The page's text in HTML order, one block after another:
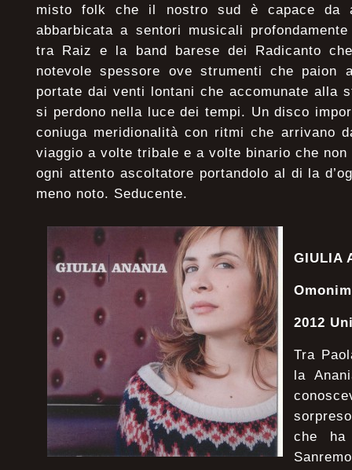
misto folk che il nostro sud è capace da
abbarbicata a sentori musicali
tra Raiz e la band barese dei Radicanto
notevole spessore ove strumenti che paion
portate dai venti lontani che accomunate alla
si perdono nella luce dei tempi. Un disco
coniuga meridionalità con ritmi che arrivano
viaggio a volte tribale e a volte binario che non
ogni attento ascoltatore portandolo al di la
meno noto. Seducente.
GIULIA
2012
Tra
la
che ha